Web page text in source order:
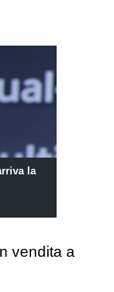
la
vendita a